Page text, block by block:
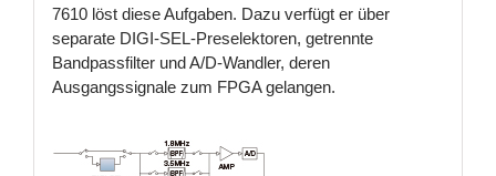
7610 löst diese Aufgaben. Dazu verfügt er über
separate DIGI-SEL-Preselektoren, getrennte
Bandpassfilter und A/D-Wandler, deren
Ausgangssignale zum FPGA gelangen.